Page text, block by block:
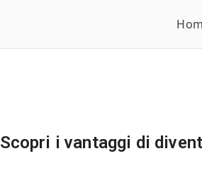
Consorzio Stabile
Scopri i vantaggi di